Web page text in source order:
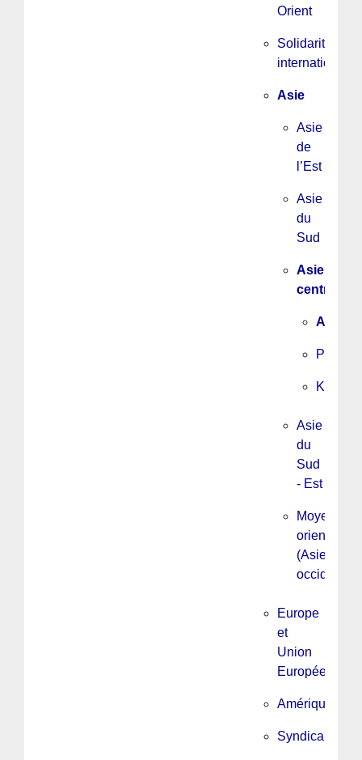
Orient
Solidarité
internationale
Asie
Asie
de
l’Est
Asie
du
Sud
Asie
centrale
Asie
du
Sud
- Est
Moyen
orient
(Asie
Europe
et
Union
Européenne
Amérique
Syndicalisme